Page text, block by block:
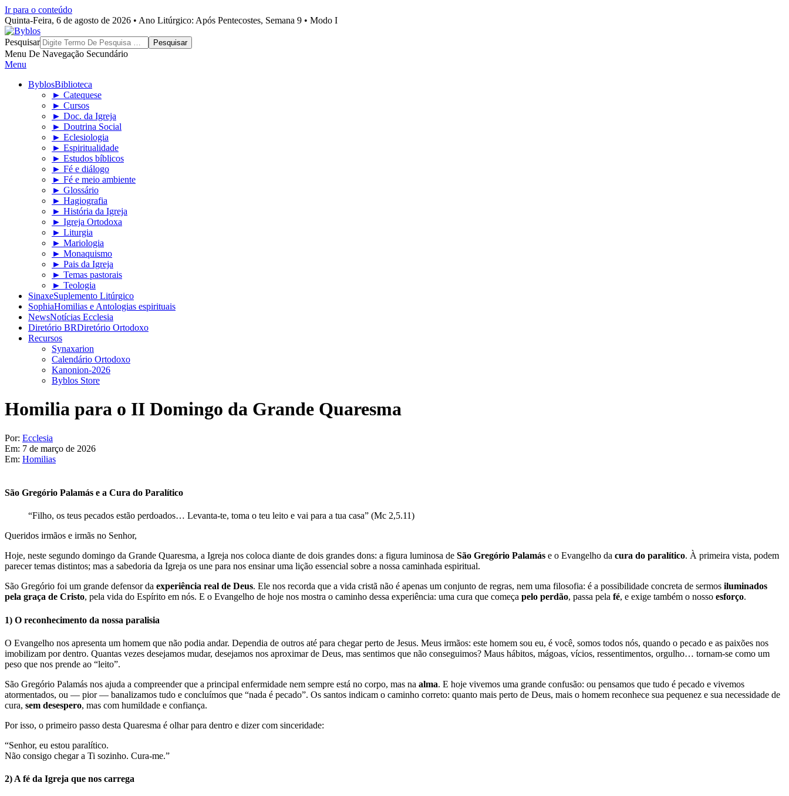
Ir para o conteúdo
Quinta-Feira, 6 de agosto de 2026 • Ano Litúrgico: Após Pentecostes, Semana 9 • Modo I
Byblos
Pesquisar
Menu De Navegação Secundário
Menu
ByblosBiblioteca
► Catequese
► Cursos
► Doc. da Igreja
► Doutrina Social
► Eclesiologia
► Espiritualidade
► Estudos bíblicos
► Fé e diálogo
► Fé e meio ambiente
► Glossário
► Hagiografia
► História da Igreja
► Igreja Ortodoxa
► Liturgia
► Mariologia
► Monaquismo
► Pais da Igreja
► Temas pastorais
► Teologia
SinaxeSuplemento Litúrgico
SophiaHomilias e Antologias espirituais
NewsNotícias Ecclesia
Diretório BRDiretório Ortodoxo
Recursos
Synaxarion
Calendário Ortodoxo
Kanonion-2026
Byblos Store
Homilia para o II Domingo da Grande Quaresma
Por: Ecclesia
Em: 7 de março de 2026
Em: Homilias
São Gregório Palamás e a Cura do Paralítico
“Filho, os teus pecados estão perdoados… Levanta-te, toma o teu leito e vai para a tua casa” (Mc 2,5.11)
Queridos irmãos e irmãs no Senhor,
Hoje, neste segundo domingo da Grande Quaresma, a Igreja nos coloca diante de dois grandes dons: a figura luminosa de São Gregório Palamás e o Evangelho da cura do paralítico. À primeira vista, podem
parecer temas distintos; mas a sabedoria da Igreja os une para nos ensinar uma lição essencial sobre a nossa caminhada espiritual.
São Gregório foi um grande defensor da experiência real de Deus. Ele nos recorda que a vida cristã não é apenas um conjunto de regras, nem uma filosofia: é a possibilidade concreta de sermos iluminados
pela graça de Cristo, pela vida do Espírito em nós. E o Evangelho de hoje nos mostra o caminho dessa experiência: uma cura que começa pelo perdão, passa pela fé, e exige também o nosso esforço.
1) O reconhecimento da nossa paralisia
O Evangelho nos apresenta um homem que não podia andar. Dependia de outros até para chegar perto de Jesus. Meus irmãos: este homem sou eu, é você, somos todos nós, quando o pecado e as paixões nos
imobilizam por dentro. Quantas vezes desejamos mudar, desejamos nos aproximar de Deus, mas sentimos que não conseguimos? Maus hábitos, mágoas, vícios, ressentimentos, orgulho… tornam-se como um
peso que nos prende ao “leito”.
São Gregório Palamás nos ajuda a compreender que a principal enfermidade nem sempre está no corpo, mas na alma. E hoje vivemos uma grande confusão: ou pensamos que tudo é pecado e vivemos
atormentados, ou — pior — banalizamos tudo e concluímos que “nada é pecado”. Os santos indicam o caminho correto: quanto mais perto de Deus, mais o homem reconhece sua pequenez e sua necessidade de
cura, sem desespero, mas com humildade e confiança.
Por isso, o primeiro passo desta Quaresma é olhar para dentro e dizer com sinceridade:
“Senhor, eu estou paralítico.
Não consigo chegar a Ti sozinho. Cura-me.”
2) A fé da Igreja que nos carrega